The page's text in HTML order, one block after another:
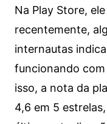
Na Play Store,
recentemente,
internautas
funcionando
isso, a nota da
4,6 em 5